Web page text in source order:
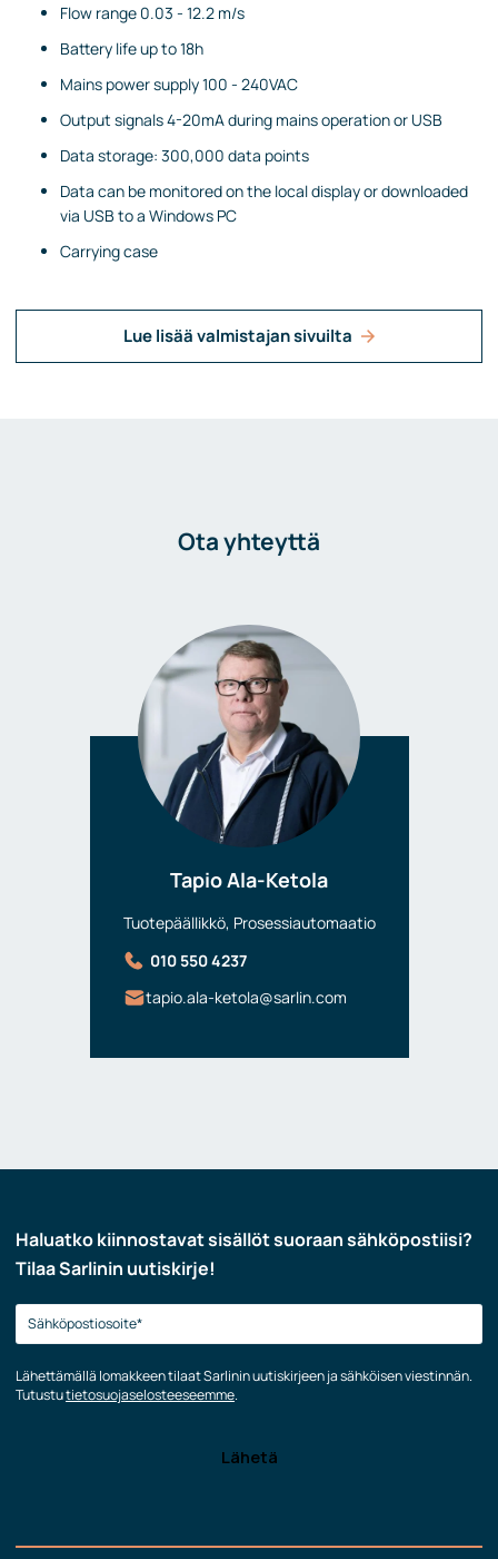
Flow range 0.03 - 12.2 m/s
Battery life up to 18h
Mains power supply 100 - 240VAC
Output signals 4-20mA during mains operation or USB
Data storage: 300,000 data points
Data can be monitored on the local display or downloaded
via USB to a Windows PC
Carrying case
Lue lisää valmistajan sivuilta
Ota yhteyttä
Tapio Ala-Ketola
Tuotepäällikkö, Prosessiautomaatio
010 550 4237
tapio.ala-ketola@sarlin.com
Haluatko kiinnostavat sisällöt suoraan sähköpostiisi?
Tilaa Sarlinin uutiskirje!
Lähettämällä lomakkeen tilaat Sarlinin uutiskirjeen ja sähköisen viestinnän.
Tutustutietosuojaselosteeseemme.